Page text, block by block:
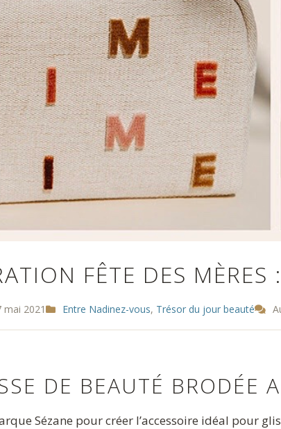
FÊTE DES MÈRES
mai 2021 Entre Nadinez-vous, Trésor du jour beauté
DE BEAUTÉ BRODÉE
Sézane pour créer l’accessoire idéal pour